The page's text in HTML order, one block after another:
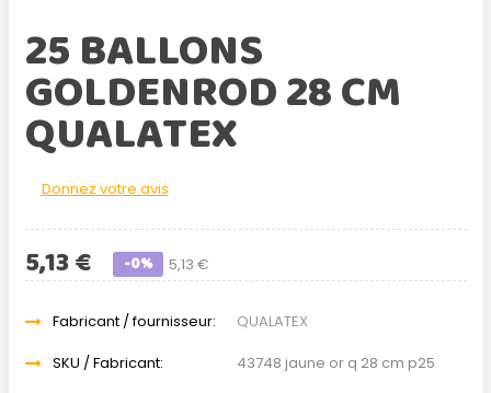
25 BALLONS
GOLDENROD 28 CM
QUALATEX
Donnez votre avis
5,13 €
5,13 € -0%
Fabricant / fournisseur:
QUALATEX
SKU / Fabricant:
43748 jaune or q 28 cm p25